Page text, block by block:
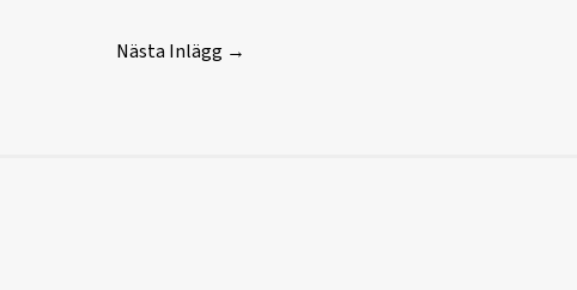
Nästa Inlägg →